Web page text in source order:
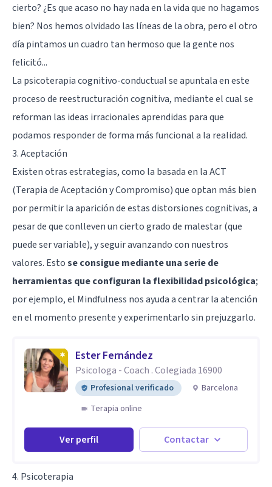
cierto? ¿Es que acaso no hay nada en la vida que no hagamos
bien? Nos hemos olvidado las líneas de la obra, pero el otro
día pintamos un cuadro tan hermoso que la gente nos
felicitó...
La psicoterapia cognitivo-conductualse apuntala en este
proceso de reestructuración cognitiva, mediante el cual se
reforman las ideas irracionales aprendidas para que
podamos responder de forma más funcional a la realidad.
3. Aceptación
Existen otras estrategias, como la basada en la ACT
(Terapia de Aceptación y Compromiso) que optan más bien
por permitir la aparición de estas distorsiones cognitivas, a
pesar de que conlleven un cierto grado de malestar (que
puede ser variable), y seguir avanzando con nuestros
valores. Estose consigue mediante una serie de
herramientas que configuran la flexibilidad psicológica;
por ejemplo, el Mindfulness nos ayuda a centrar la atención
en el momento presente y experimentarlo sin prejuzgarlo.
Ester Fernández
Psicologa - Coach . Colegiada 16900
Profesional verificado
Barcelona
Terapia online
Ver perfil Contactar
4. Psicoterapia